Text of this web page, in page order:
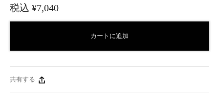
カートに追加
税込 ¥7,040
共有する